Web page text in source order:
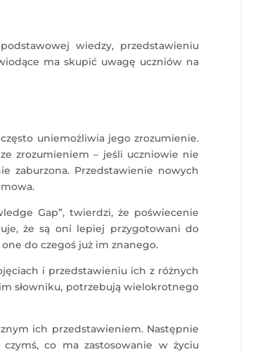
wiedzy, przedstawieniu
ma skupić uwagę uczniów na
uniemożliwia jego zrozumienie.
zrozumieniem – jeśli uczniowie nie
zaburzona. Przedstawienie nowych
Gap”, twierdzi, że poświecenie
że są oni lepiej przygotowani do
do czegoś już im znanego.
i przedstawieniu ich z różnych
słowniku, potrzebują wielokrotnego
ich przedstawieniem. Następnie
co ma zastosowanie w życiu